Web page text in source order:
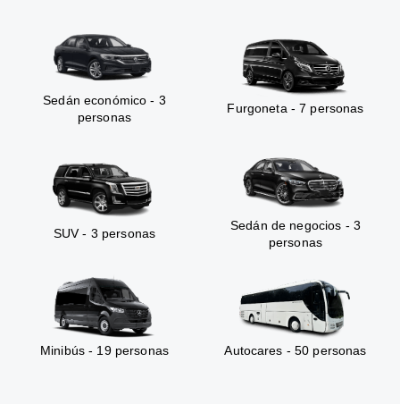
Sedán económico - 3
personas
Furgoneta - 7 personas
SUV - 3 personas
Sedán de negocios - 3
personas
Minibús - 19 personas Autocares - 50 personas